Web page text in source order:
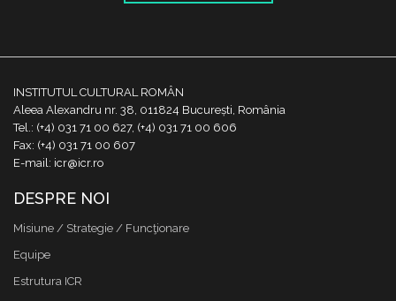
INSTITUTUL CULTURAL ROMÂN
Aleea Alexandru nr. 38, 011824 București, România
Tel.: (+4) 031 71 00 627, (+4) 031 71 00 606
Fax: (+4) 031 71 00 607
E-mail: icr@icr.ro
DESPRE NOI
Misiune / Strategie / Funcţionare
Equipe
Estrutura ICR